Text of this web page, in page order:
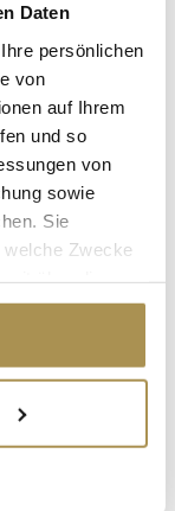
Daten
persönlichen
von
auf Ihrem
und so
von
sowie
Sie
Zwecke
das Privacy
Lage
genau sein